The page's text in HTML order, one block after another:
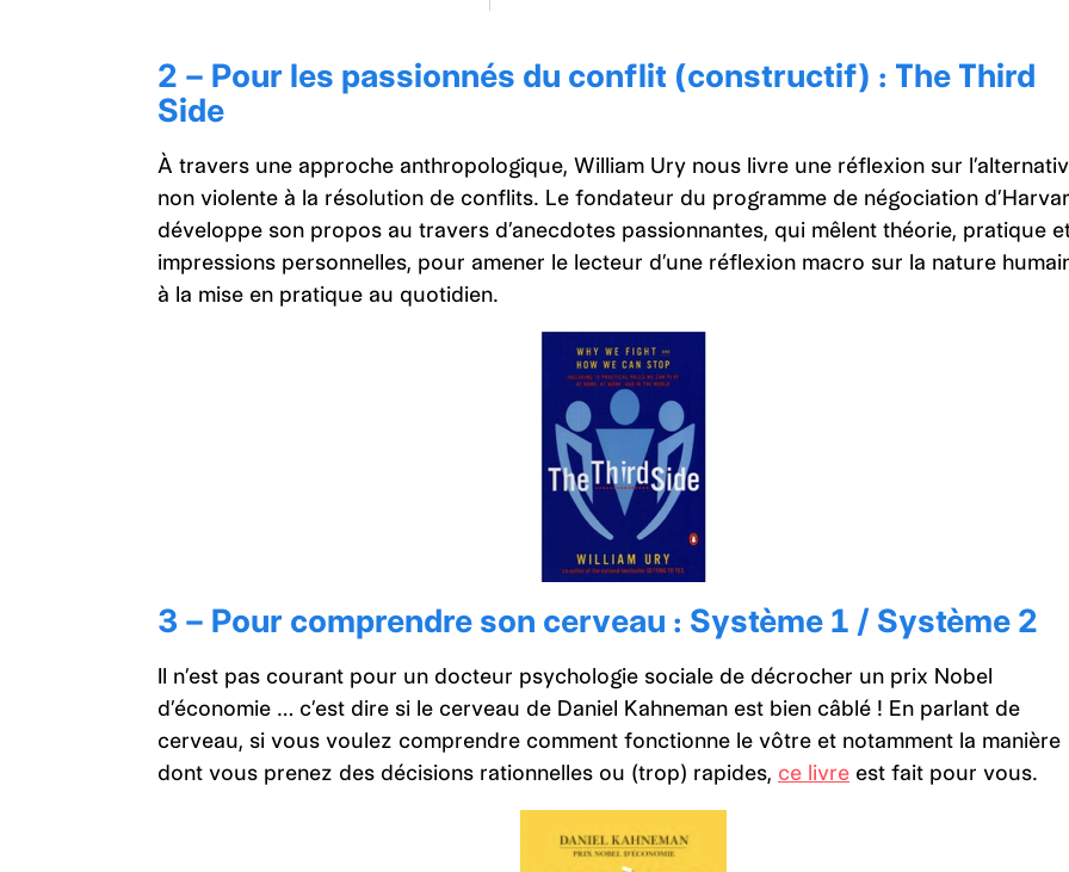
2 – Pour les passionnés du conflit (constructif) : The Third
Side
À travers une approche anthropologique, William Ury nous livre une réflexion sur
non violente à la résolution de conflits. Le fondateur du programme de négociation
développe son propos au travers d’anecdotes passionnantes, qui mêlent théorie, pratique
impressions personnelles, pour amener le lecteur d’une réflexion macro sur la nature
à la mise en pratique au quotidien.
3 – Pour comprendre son cerveau : Système 1 / Système 2
Il n’est pas courant pour un docteur psychologie sociale de décrocher un prix Nobel
d’économie … c’est dire si le cerveau de Daniel Kahneman est bien câblé ! En parlant de
cerveau, si vous voulez comprendre comment fonctionne le vôtre et notamment la manière
dont vous prenez des décisions rationnelles ou (trop) rapides, ce livre est fait pour vous.